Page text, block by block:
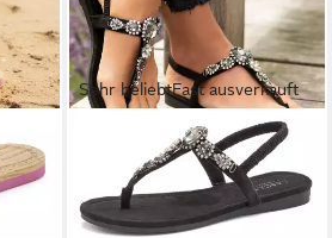
Sehr beliebtFast ausverkauft
Sommerschuh,
offener Schuh, Zehentrenner
Sandale, Pantolette mit
Schmucksteinen VEGAN
ab 39,99 € 49,99 €
-20%